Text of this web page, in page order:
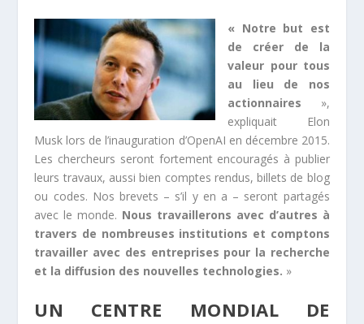
« Notre but est
de créer de la
valeur pour tous
au lieu de nos
actionnaires »,
expliquait Elon
Musk lors de l’inauguration d’OpenAI en décembre 2015.
Les chercheurs seront fortement encouragés à publier
leurs travaux, aussi bien comptes rendus, billets de blog
ou codes. Nos brevets – s’il y en a – seront partagés
avec le monde. Nous travaillerons avec d’autres à
travers de nombreuses institutions et comptons
travailler avec des entreprises pour la recherche
et la diffusion des nouvelles technologies. »
UN CENTRE MONDIAL DE